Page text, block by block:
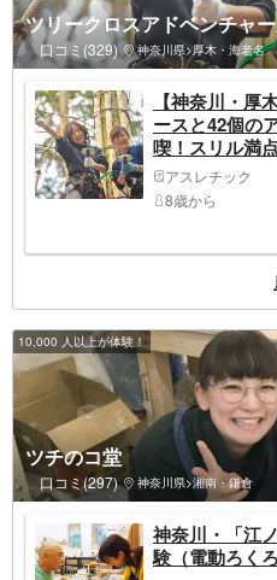
ツリークロスアドベンチャ
口コミ(329) 神奈川県>厚木・海老名
【神奈川・厚
ースと42個の
喫！スリル満
リークロスア
付）
アスレチック
8歳から
10,000 人以上が体験！
ツチのコ堂
口コミ(297) 神奈川県>湘南・鎌倉
神奈川・「江
験（電動ろく